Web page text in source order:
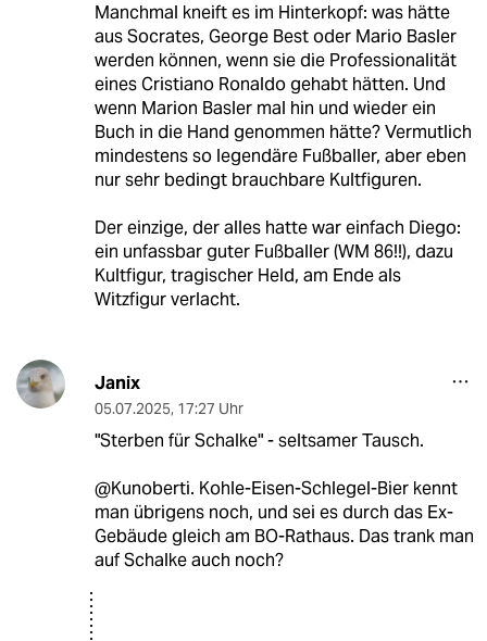
Manchmal kneift es im Hinterkopf: was hätte
aus Socrates, George Best oder Mario Basler
werden können, wenn sie die Professionalität
eines Cristiano Ronaldo gehabt hätten. Und
wenn Marion Basler mal hin und wieder ein
Buch in die Hand genommen hätte? Vermutlich
mindestens so legendäre Fußballer, aber eben
nur sehr bedingt brauchbare Kultfiguren.
Der einzige, der alles hatte war einfach Diego:
ein unfassbar guter Fußballer (WM 86!!), dazu
Kultfigur, tragischer Held, am Ende als
Witzfigur verlacht.
Janix
05.07.2025, 17:27 Uhr
"Sterben für Schalke" - seltsamer Tausch.
@Kunoberti. Kohle-Eisen-Schlegel-Bier kennt
man übrigens noch, und sei es durch das Ex-
Gebäude gleich am BO-Rathaus. Das trank man
auf Schalke auch noch?